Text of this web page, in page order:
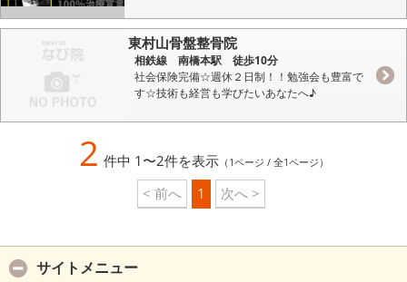
東村山骨盤整骨院
相鉄線 南橋本駅 徒歩10分
社会保険完備☆週休２日制！！勉強会も豊富で
す☆技術も経営も学びたいあなたへ♪
2 件中 1〜2件を表示（1ページ / 全1ページ）
< 前へ 1 次へ >
サイトメニュー